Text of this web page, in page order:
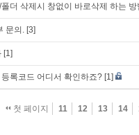
더 삭제시 창없이 바로삭제 하는
문의. [3]
[1]
록코드 어디서 확인하죠? [1]
첫 페이지 11 12 13 14